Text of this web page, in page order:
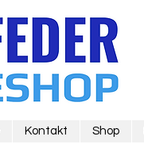
Kontakt Shop